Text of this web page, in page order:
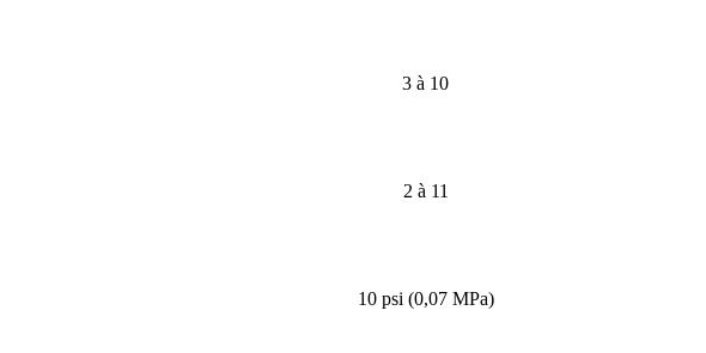
3 à 10
2 à 11
10 psi (0,07 MPa)